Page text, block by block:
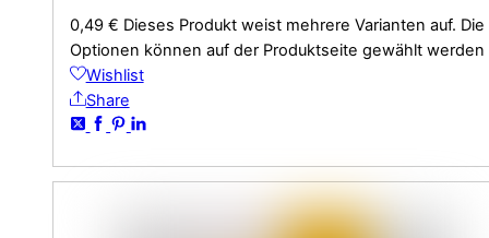
0,49 € Dieses Produkt weist mehrere Varianten auf. Die
Optionen können auf der Produktseite gewählt werden
Wishlist
Share